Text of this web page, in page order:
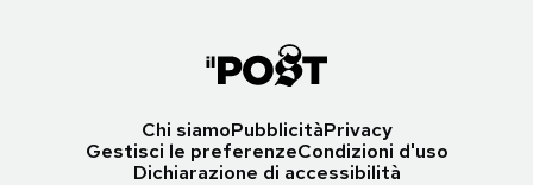
Chi siamoPubblicitàPrivacy
Gestisci le preferenzeCondizioni d'uso
Dichiarazione di accessibilità